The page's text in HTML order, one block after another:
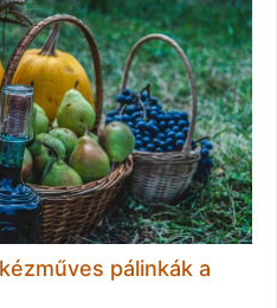
pálinkák a